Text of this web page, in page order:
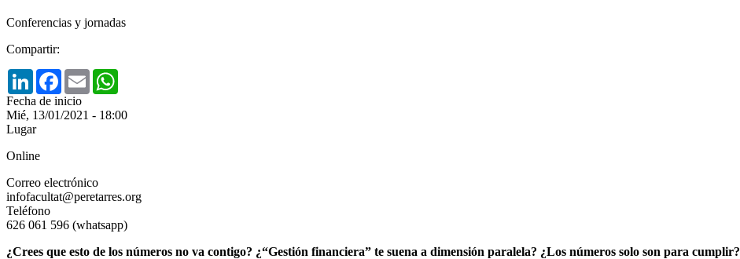
Conferencias y jornadas
Compartir:
LinkedInFacebook
Email
Fecha de inicio
Mié, 13/01/2021 - 18:00
Lugar
Online
Correo electrónico
infofacultat@peretarres.org
Teléfono
626 061 596 (whatsapp)
¿Crees que esto de los números no va contigo? ¿“Gestión financiera” te suena a dimensión paralela? ¿Los números solo son para cumplir?